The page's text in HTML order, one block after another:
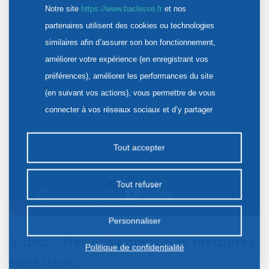
cicatricielle
Vidéos d’exercices d’activité
physique adaptée
1 mois après l’opération, vous pourrez
poursuivre cette rééducation par des
exercices d’activité physique adaptée.
Vidéo : Renforcement des membres
Notre site https://www.baclesse.fret nos
partenaires utilisent des cookies ou technologies
similaires afin d’assurer son bon fonctionnement,
améliorer votre expérience (en enregistrant vos
préférences), améliorer les performances du site
(en suivant vos actions), vous permettre de vous
connecter à vos réseaux sociaux et d’y partager
la publicité personnalisée sur notre site ou ceux de
nos partenaires. Certains traceurs non classés
préalable.
Tout accepter
Tout refuser
Personnaliser
Politique de confidentialité